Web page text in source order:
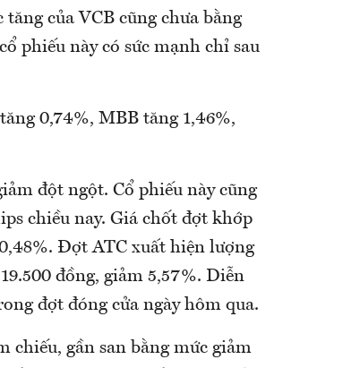
của VCB cũng chưa bằng
phiếu này có sức mạnh chỉ sau
0,74%, MBB tăng 1,46%,
đột ngột. Cổ phiếu này cũng
chiều nay. Giá chốt đợt khớp
Đợt ATC xuất hiện lượng
đồng, giảm 5,57%. Diễn
đợt đóng cửa ngày hôm qua.
chiếu, gần san bằng mức giảm